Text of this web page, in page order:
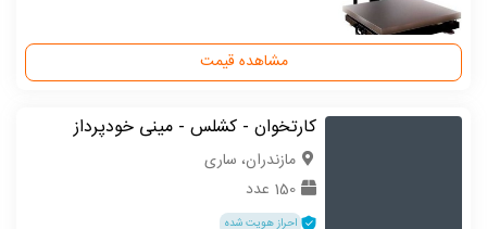
مشاهده قیمت
کارتخوان - کشلس - مینی خودپرداز
مازندران، ساری
150 عدد
احراز هویت شده